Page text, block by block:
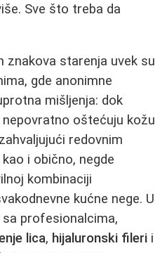
Sve što treba da
znakova starenja uvek su
gde anonimne
mišljenja: dok
nepovratno oštećuju kožu
redovnim
i obično, negde
kombinaciji
kućne nege. U
profesionalcima,
lica, hijaluronski fileri i